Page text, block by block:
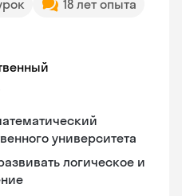
18 лет опыта
университета
логическое и